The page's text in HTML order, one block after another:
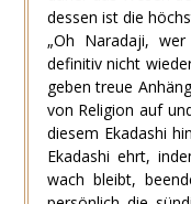
dessen ist die
„Oh Naradaji,
definitiv nicht
geben treue
von Religion auf
diesem Ekadashi
Ekadashi ehrt,
wach bleibt,